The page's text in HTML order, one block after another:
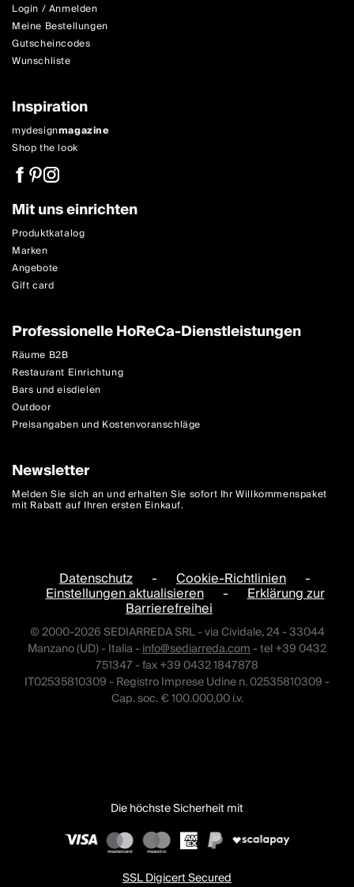
Login / Anmelden
Meine Bestellungen
Gutscheincodes
Wunschliste
Inspiration
mydesignmagazine
Shop the look
Mit uns einrichten
Produktkatalog
Marken
Angebote
Gift card
Professionelle HoReCa-Dienstleistungen
Räume B2B
Restaurant Einrichtung
Bars und eisdielen
Outdoor
Preisangaben und Kostenvoranschläge
Newsletter
Melden Sie sich an und erhalten Sie sofort Ihr Willkommenspaket
mit Rabatt auf Ihren ersten Einkauf.
Datenschutz - Cookie-Richtlinien -
Einstellungen aktualisieren - Erklärung zur
Barrierefreihei
© 2000-2026 SEDIARREDA SRL - via Cividale, 24 - 33044
Manzano (UD) - Italia -info@sediarreda.com- tel +39 0432
751347 - fax +39 0432 1847878
IT02535810309 - Registro Imprese Udine n. 02535810309 -
Cap. soc. € 100.000,00 i.v.
Die höchste Sicherheit mit
SSL Digicert Secured